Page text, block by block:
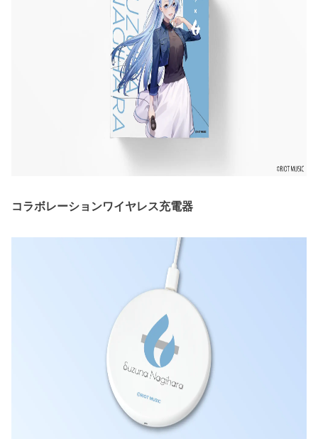
コラボレーションワイヤレス充電器